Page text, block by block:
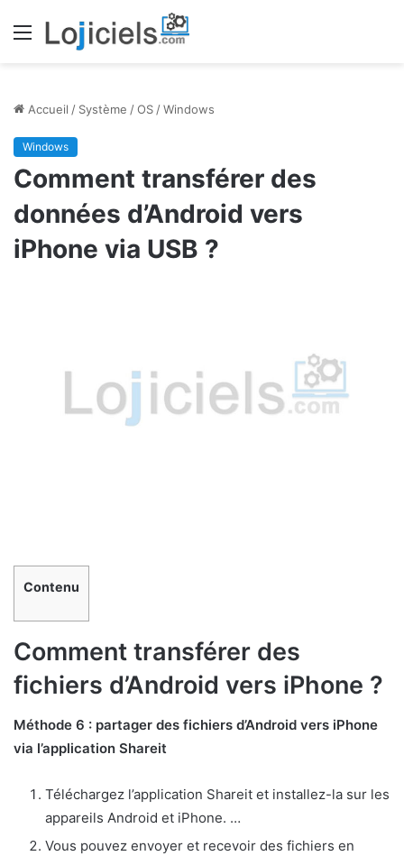
Menu
Accueil / Système /OS /Windows
Windows
Comment transférer des
données d’Android vers
iPhone via USB ?
Contenu
Comment transférer des
fichiers d’Android vers iPhone ?
Méthode 6 : partager des fichiers d’Android vers iPhone
via l’application Shareit
Téléchargez l’application Shareit et installez-la sur les
appareils Android et iPhone. …
Vous pouvez envoyer et recevoir des fichiers en